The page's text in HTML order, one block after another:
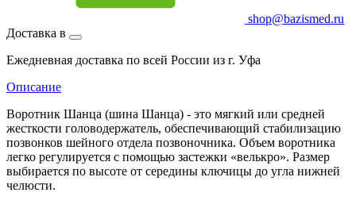
shop@bazismed.ru
Доставка в
Ежедневная доставка по всей России из г. Уфа
Описание
Воротник Шанца (шина Шанца) - это мягкий или средней
жесткости головодержатель, обеспечивающий стабилизацию
позвонков шейного отдела позвоночника. Объем воротника
легко регулируется с помощью застежки «велькро». Размер
выбирается по высоте от середины ключицы до угла нижней
челюсти.